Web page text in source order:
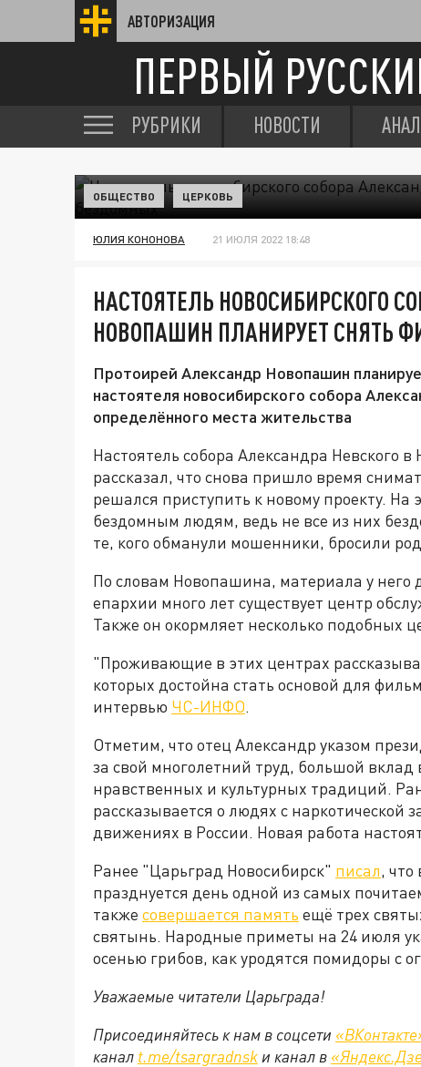
АВТОРИЗАЦИЯ
ПЕРВЫЙ
РУБРИКИ НОВОСТИ
ОБЩЕСТВО ЦЕРКОВЬ
ЮЛИЯ КОНОНОВА 21 ИЮЛЯ 2022 18:48
НАСТОЯТЕЛЬ НОВОСИБИРСКОГО
НОВОПАШИН ПЛАНИРУЕТ СНЯТЬ
Протоирей Александр Новопашин
настоятеля новосибирского собора
определённого места жительства
Настоятель собора Александра Невского
рассказал, что снова пришло время
решался приступить к новому проекту. На
бездомным людям, ведь не все из них
те, кого обманули мошенники, бросили
По словам Новопашина, материала у него
епархии много лет существует центр
Также он окормляет несколько подобных
"Проживающие в этих центрах
которых достойна стать основой для
интервью ЧС-ИНФО.
Отметим, что отец Александр указом
за свой многолетний труд, большой вклад
нравственных и культурных традиций.
рассказывается о людях с наркотической
движениях в России. Новая работа
Ранее "Царьград Новосибирск" писал, что
празднуется день одной из самых
также совершается память ещё трех
святынь. Народные приметы на 24 июля
осенью грибов, как уродятся помидоры с
Уважаемые читатели Царьграда!
Присоединяйтесь к нам в соцсети
канал t.me/tsargradnsk и канал в